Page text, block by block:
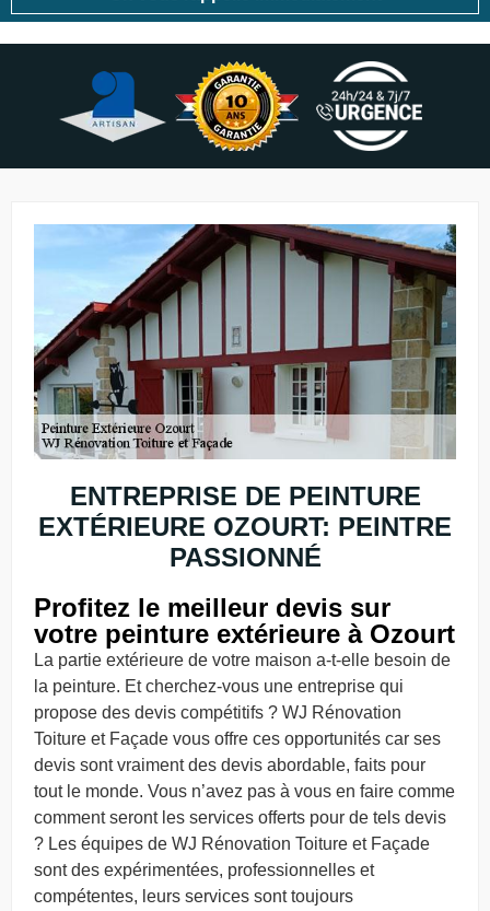
ENTREPRISE DE PEINTURE
EXTÉRIEURE OZOURT: PEINTRE
PASSIONNÉ
Profitez le meilleur devis sur
votre peinture extérieure à Ozourt
La partie extérieure de votre maison a-t-elle besoin de
la peinture. Et cherchez-vous une entreprise qui
propose des devis compétitifs ? WJ Rénovation
Toiture et Façade vous offre ces opportunités car ses
devis sont vraiment des devis abordable, faits pour
tout le monde. Vous n’avez pas à vous en faire comme
comment seront les services offerts pour de tels devis
? Les équipes de WJ Rénovation Toiture et Façade
sont des expérimentées, professionnelles et
compétentes, leurs services sont toujours